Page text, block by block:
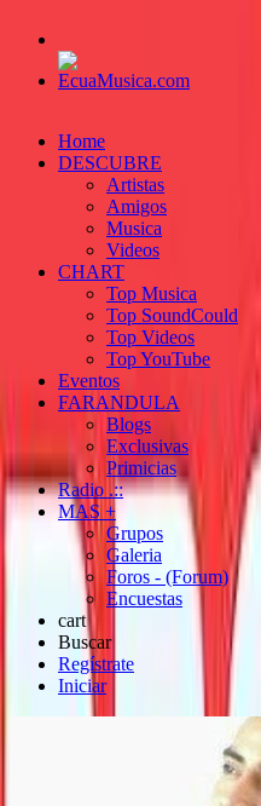
Home
DESCUBRE
Artistas
Amigos
Musica
Videos
CHART
Top Musica
Top SoundCould
Top Videos
Top YouTube
Eventos
FARANDULA
Blogs
Exclusivas
Primicias
Radio .::
MAS +
Grupos
Galeria
Foros - (Forum)
Encuestas
cart
Buscar
Regístrate
Iniciar